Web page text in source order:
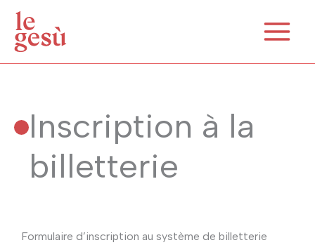
Aller
contenu
Inscription à la
billetterie
Formulaire d’inscription au système de billetterie